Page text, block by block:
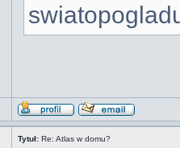
Tytuł: Re: Atlas w domu?